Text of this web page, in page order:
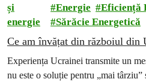
și
energie
Energie
Eficiență
Sărăcie Energetică
Ce am învățat din războiul din
Experiența Ucrainei transmite un
nu este o soluție pentru „mai